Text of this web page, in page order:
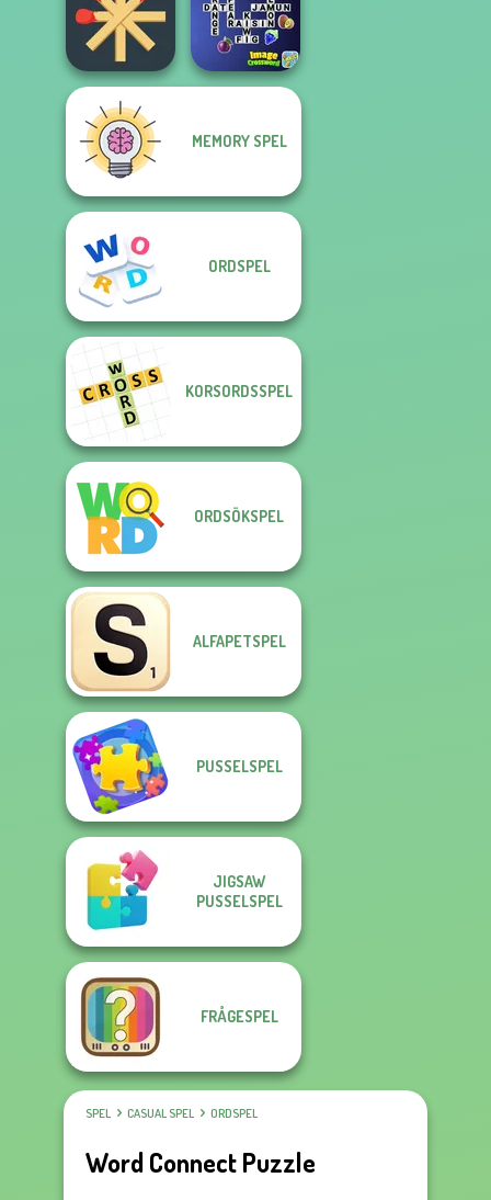
Word Scramble:
Family Tales
Word Hunt
Matchstick
Puzzles
Image
MEMORY SPEL
ORDSPEL
KORSORDSSPEL
ORDSÖKSPEL
ALFAPETSPEL
PUSSELSPEL
JIGSAW
PUSSELSPEL
FRÅGESPEL
SPEL CASUAL SPEL ORDSPEL
Word Connect Puzzle